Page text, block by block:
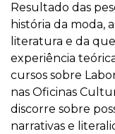
Resultado das
história da moda,
literatura e da
experiência
cursos sobre
nas Oficinas
discorre sobre
narrativas e